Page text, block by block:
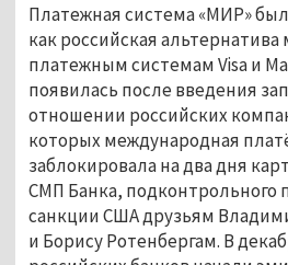
Платежная система «МИР»
как российская
платежным системам Visa и
появилась после введения
отношении российских
которых международная
заблокировала на два дня
СМП Банка, подконтрольного
санкции США друзьям
и Борису Ротенбергам. В